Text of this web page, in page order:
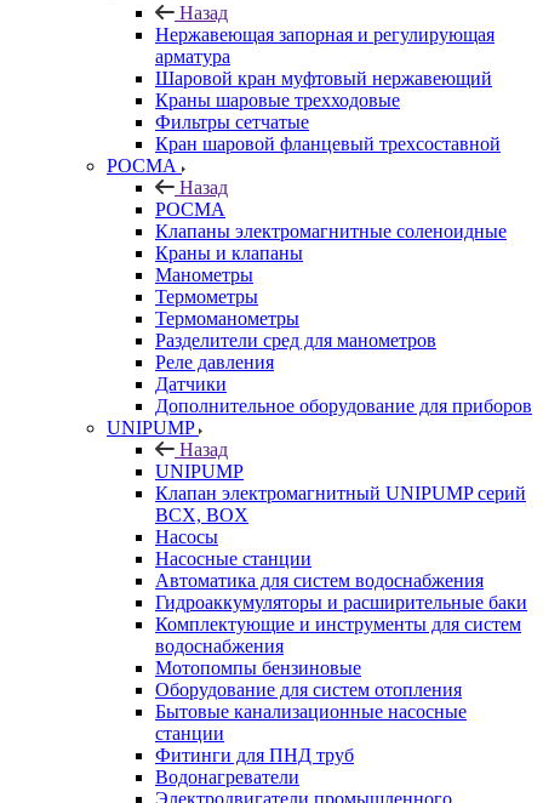
Назад
Нержавеющая запорная и регулирующая
арматура
Шаровой кран муфтовый нержавеющий
Краны шаровые трехходовые
Фильтры сетчатые
Кран шаровой фланцевый трехсоставной
РОСМА
Назад
РОСМА
Клапаны электромагнитные соленоидные
Краны и клапаны
Манометры
Термометры
Термоманометры
Разделители сред для манометров
Реле давления
Датчики
Дополнительное оборудование для приборов
UNIPUMP
Назад
UNIPUMP
Клапан электромагнитный UNIPUMP серий
BCX, BOX
Насосы
Насосные станции
Автоматика для систем водоснабжения
Гидроаккумуляторы и расширительные баки
Комплектующие и инструменты для систем
водоснабжения
Мотопомпы бензиновые
Оборудование для систем отопления
Бытовые канализационные насосные
станции
Фитинги для ПНД труб
Водонагреватели
Электродвигатели промышленного